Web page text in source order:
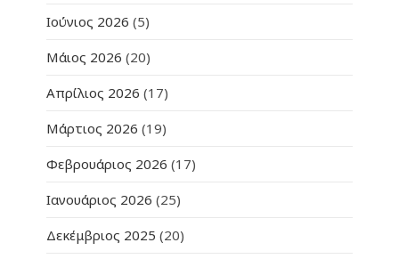
Ιούνιος 2026 (5)
Μάιος 2026 (20)
Απρίλιος 2026 (17)
Μάρτιος 2026 (19)
Φεβρουάριος 2026 (17)
Ιανουάριος 2026 (25)
Δεκέμβριος 2025 (20)